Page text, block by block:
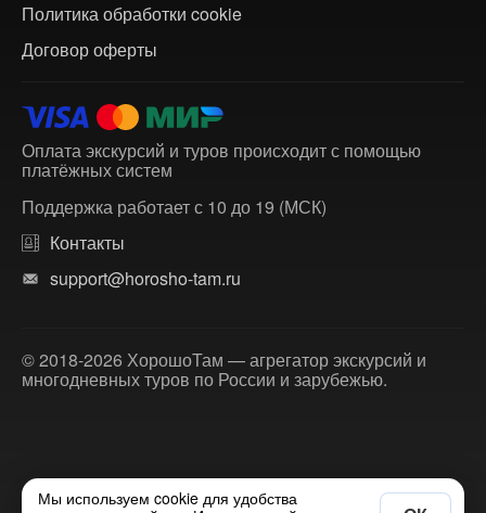
Политика обработки cookie
Договор оферты
Оплата экскурсий и туров происходит с помощью
платёжных систем
Поддержка работает с 10 до 19 (МСК)
Контакты
support@horosho-tam.ru
© 2018-2026 ХорошоТам — агрегатор экскурсий и
многодневных туров по России и зарубежью.
Мы используем cookie для удобства